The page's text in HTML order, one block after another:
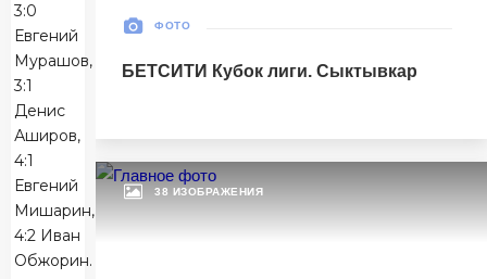
3:0
Евгений
Мурашов,
3:1
Денис
Аширов,
4:1
Евгений
Мишарин,
4:2 Иван
Обжорин.
30 Мая 2026
5
1
ФОТО
БЕТСИТИ Кубок лиги. Сыктывкар
38 ИЗОБРАЖЕНИЯ